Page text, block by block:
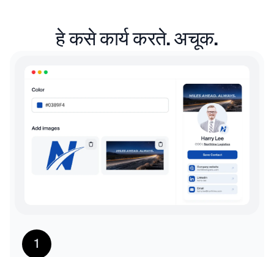
हे कसे कार्य करते. अचूक.
1